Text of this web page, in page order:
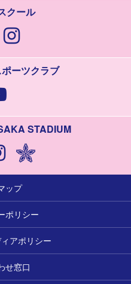
クール
ーツクラブ
STADIUM
ップ
ポリシー
アポリシー
せ窓口